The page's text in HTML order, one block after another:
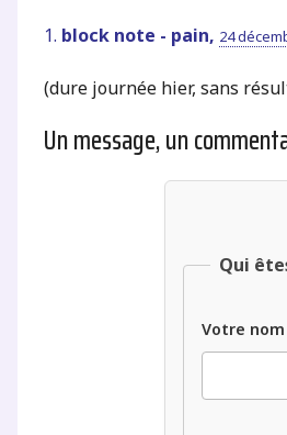
1. block note - pain, 24
(dure journée hier, sans
Un message, un
Qui
Votre nom